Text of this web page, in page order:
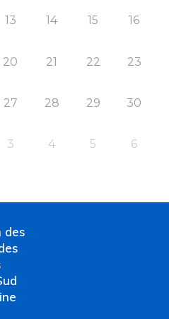
13 14 15 16
20 21 22 23
27 28 29 30
3 4 5 6
des